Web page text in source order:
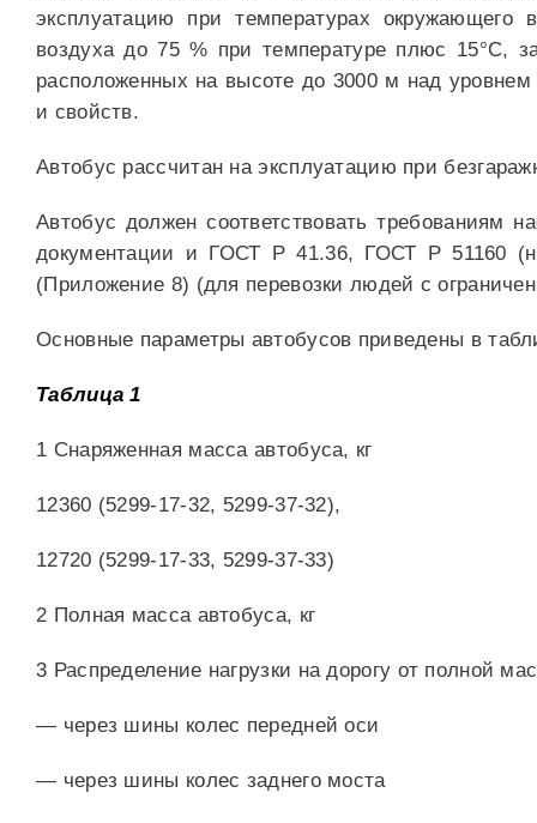
эксплуатацию при температурах
воздуха до 75 % при температуре плюс 15°С,
расположенных на высоте до 3000 м над
и свойств.
Автобус рассчитан на эксплуатацию при
Автобус должен соответствовать требованиям
документации и ГОСТ Р 41.36, ГОСТ Р 51160
(Приложение 8) (для перевозки людей с
Основные параметры автобусов приведены в
Таблица 1
1 Снаряженная масса автобуса, кг
12360 (5299-17-32, 5299-37-32),
12720 (5299-17-33, 5299-37-33)
2 Полная масса автобуса, кг
3 Распределение нагрузки на дорогу от полной
— через шины колес передней оси
— через шины колес заднего моста